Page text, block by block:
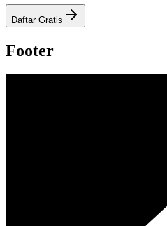
Daftar Gratis
Footer